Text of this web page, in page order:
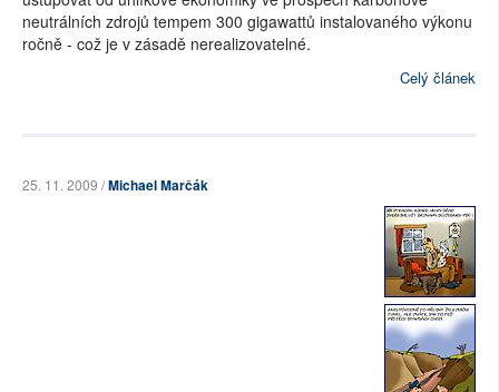
neutrálních zdrojů tempem 300 gigawattů instalovaného výkonu
ročně - což je v zásadě nerealizovatelné.
Celý článek
25. 11. 2009 /Michael Marčák